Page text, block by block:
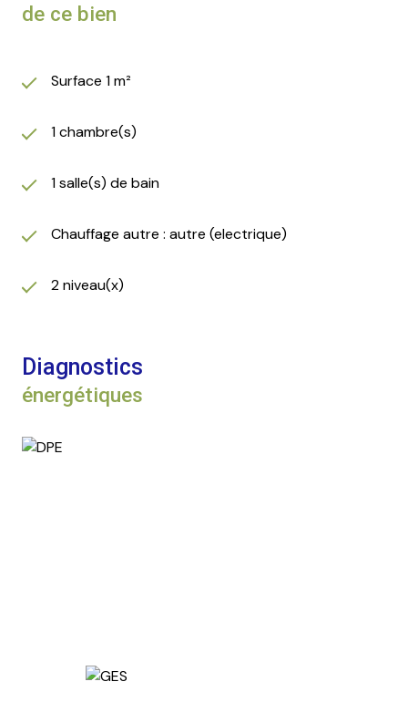
de ce bien
Surface 1 m²
1 chambre(s)
1 salle(s) de bain
Chauffage autre : autre (electrique)
2 niveau(x)
Diagnostics
énergétiques